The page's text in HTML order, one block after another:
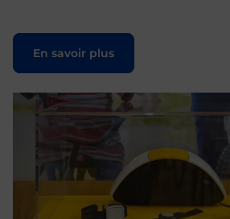
En savoir plus
Le lien s'ouvre dans un nouvel onglet